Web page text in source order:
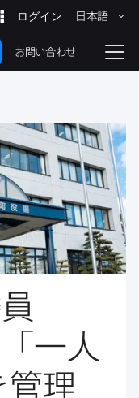
日本語
ナ
シ
ョ
ン
を
切
り
替
え
お問い合わせ
一人​
管理